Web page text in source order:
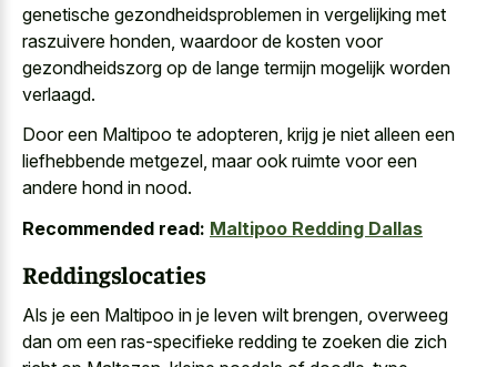
genetische gezondheidsproblemen in vergelijking met
raszuivere honden, waardoor de kosten voor
gezondheidszorg op de lange termijn mogelijk worden
verlaagd.
Door een Maltipoo te adopteren, krijg je niet alleen een
liefhebbende metgezel, maar ook ruimte voor een
andere hond in nood.
Recommended read: Maltipoo Redding Dallas
Reddingslocaties
Als je een Maltipoo in je leven wilt brengen, overweeg
dan om een ras-specifieke redding te zoeken die zich